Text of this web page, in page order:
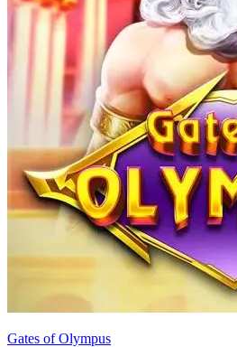
Gates of Olympus